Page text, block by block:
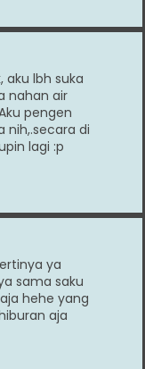
aku lbh suka
nahan air
pengen
nih,.secara di
lagi :p
ya
sama saku
hehe yang
aja